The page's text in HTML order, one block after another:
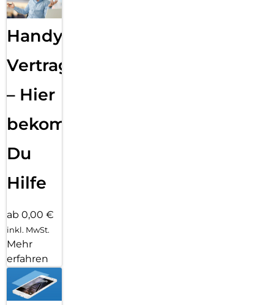
Handy
Vertragsabwicklung
– Hier
bekommst
Du
Hilfe
ab 0,00 €
inkl. MwSt.
Mehr
erfahren